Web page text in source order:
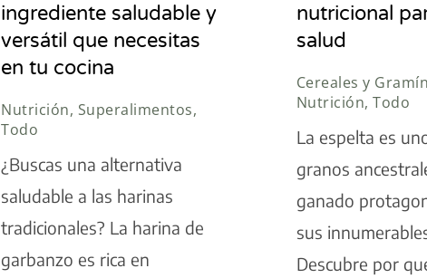
ingrediente saludable y
versátil que necesitas
en tu cocina
Nutrición, Superalimentos,
Todo
¿Buscas una alternativa
saludable a las harinas
tradicionales? La harina de
garbanzo es rica en
nutricional
salud
Cereales y
Nutrición, Todo
La espelta es
granos
ganado
sus
Descubre por